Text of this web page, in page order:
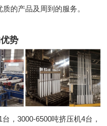
的产品及周到的服务。
势
，3000-6500吨挤压机4台，